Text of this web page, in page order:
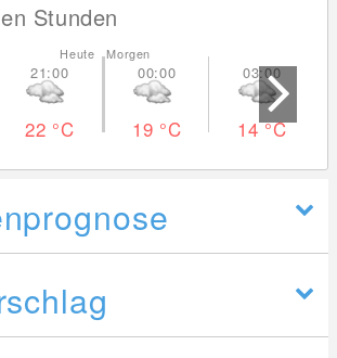
Stunden
22 °C
Heute Morgen
19 °C 14°C